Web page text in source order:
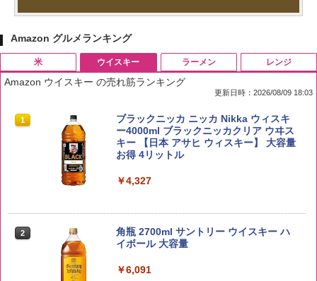
Amazon グルメランキング
米
1 by Amazon 国産ブレンド米 精米 5kg
￥2,650
kg 業務用 お米マイスターブレンド
ウイスキー
Amazon ウイスキー の売れ筋ランキング
更新日時：2026/08/09 18:03
1
ブラックニッカ ニッカ Nikka ウィスキ
ー4000ml ブラックニッカクリア ウヰス
キー 【日本 アサヒ ウィスキー】 大容量
お得 4リットル
￥4,327
2
角瓶 2700ml サントリー ウイスキー ハ
イボール 大容量
￥6,091
ラーメン レンジ